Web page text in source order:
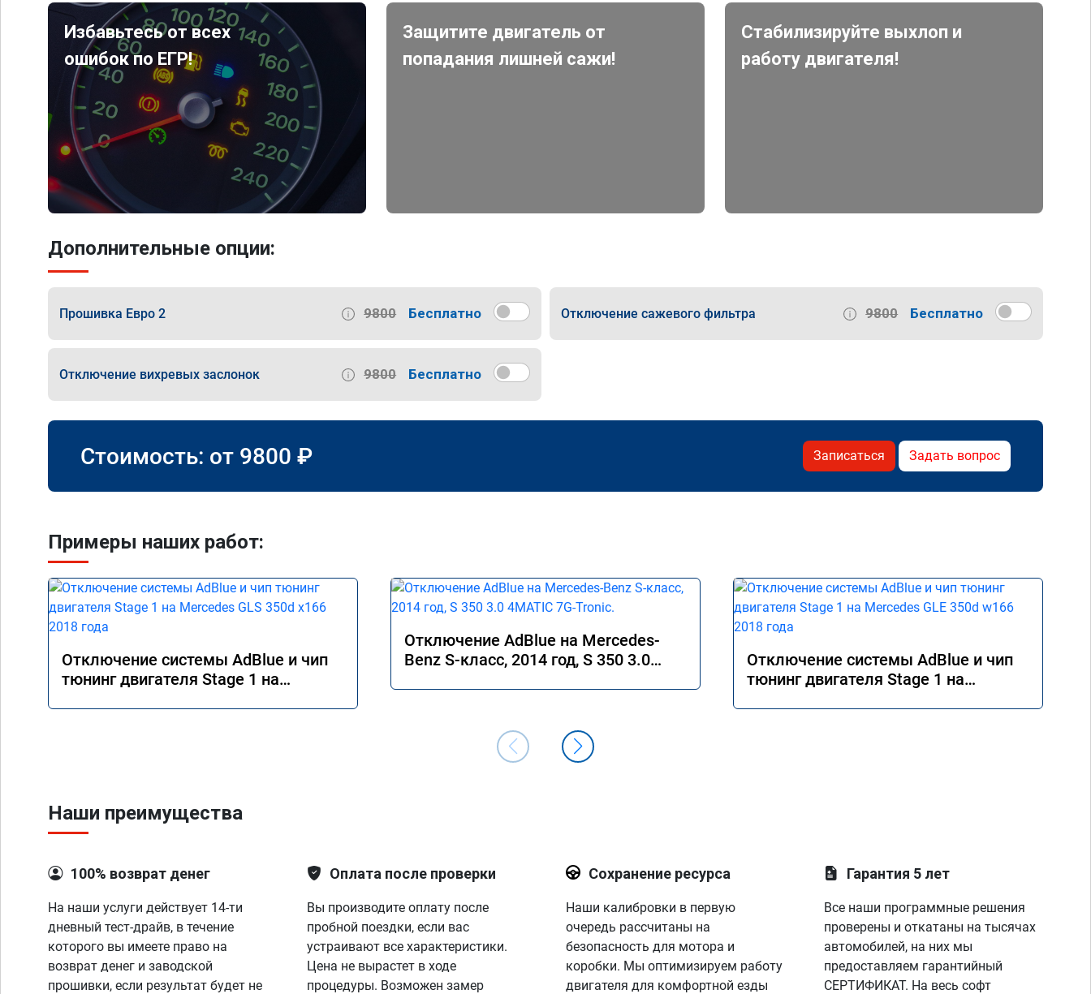
Избавьтесь от всех
ошибок по ЕГР!
Защитите двигатель от
попадания лишней сажи!
Стабилизируйте выхлоп и
работу двигателя!
Дополнительные опции:
Прошивка Евро 2 9800 Бесплатно Отключение сажевого фильтра 9800 Бесплатно
Отключение вихревых заслонок 9800 Бесплатно
Стоимость: от 9800 ₽ Записаться Задать вопрос
Примеры наших работ:
Отключение системы AdBlue и чип
тюнинг двигателя Stage 1 на
Отключение AdBlue на Mercedes-
Benz S-класс, 2014 год, S 350 3.0
Отключение системы AdBlue и чип
тюнинг двигателя Stage 1 на
Наши преимущества
100% возврат денег
На наши услуги действует 14-ти
дневный тест-драйв, в течение
которого вы имеете право на
возврат денег и заводской
прошивки, если результат будет не
Оплата после проверки
Вы производите оплату после
пробной поездки, если вас
устраивают все характеристики.
Цена не вырастет в ходе
процедуры. Возможен замер
Сохранение ресурса
Наши калибровки в первую
очередь рассчитаны на
безопасность для мотора и
коробки. Мы оптимизируем работу
двигателя для комфортной езды
Гарантия 5 лет
Все наши программные решения
проверены и откатаны на тысячах
автомобилей, на них мы
предоставляем гарантийный
СЕРТИФИКАТ. На весь софт